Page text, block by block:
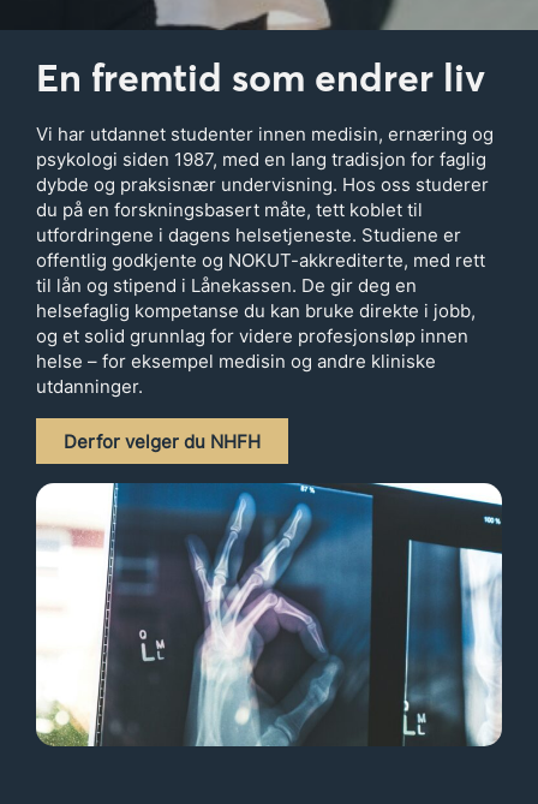
En fremtid som endrer liv
Vi har utdannet studenter innen medisin, ernæring og
psykologi siden 1987, med en lang tradisjon for faglig
dybde og praksisnær undervisning. Hos oss studerer
du på en forskningsbasert måte, tett koblet til
utfordringene i dagens helsetjeneste. Studiene er
offentlig godkjente og NOKUT-akkrediterte, med rett
til lån og stipend i Lånekassen. De gir deg en
helsefaglig kompetanse du kan bruke direkte i jobb,
og et solid grunnlag for videre profesjonsløp innen
helse – for eksempel medisin og andre kliniske
utdanninger.
Derfor velger du NHFH